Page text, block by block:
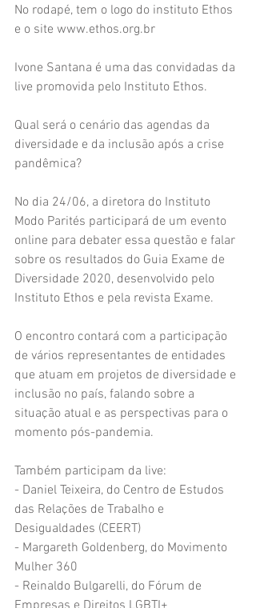
No rodapé, tem o logo do instituto Ethos
e o site www.ethos.org.br
Ivone Santana é uma das convidadas da
live promovida pelo Instituto Ethos.
Qual será o cenário das agendas da
diversidade e da inclusão após a crise
pandêmica?
No dia 24/06, a diretora do Instituto
Modo Parités participará de um evento
online para debater essa questão e falar
sobre os resultados do Guia Exame de
Diversidade 2020, desenvolvido pelo
Instituto Ethos e pela revista Exame.
O encontro contará com a participação
de vários representantes de entidades
que atuam em projetos de diversidade e
inclusão no país, falando sobre a
situação atual e as perspectivas para o
momento pós-pandemia.
Também participam da live:
- Daniel Teixeira, do Centro de Estudos
das Relações de Trabalho e
Desigualdades (CEERT)
- Margareth Goldenberg, do Movimento
Mulher 360
- Reinaldo Bulgarelli, do Fórum de